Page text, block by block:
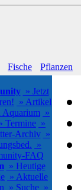
Fische Pflanzen
» Jetzt
» Artikel
Aquarium »
Termine »
Archiv »
»
FAQ
» Heutige
» Aktuelle
» Suche »